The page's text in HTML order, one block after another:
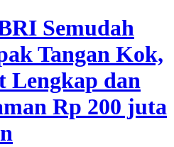
Semudah
Tangan Kok,
Lengkap dan
Rp 200 juta